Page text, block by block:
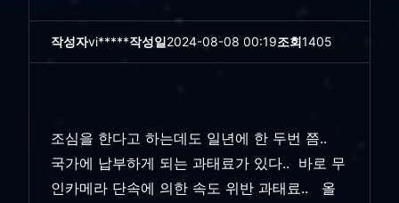
작성자vi*****작성일2024-08-08 00:19조회1405
조심을 한다고 하는데도 일년에 한 두번 쯤..
국가에 납부하게 되는 과태료가 있다.. 바로 무
인카메라 단속에 의한 속도 위반 과태료.. 올